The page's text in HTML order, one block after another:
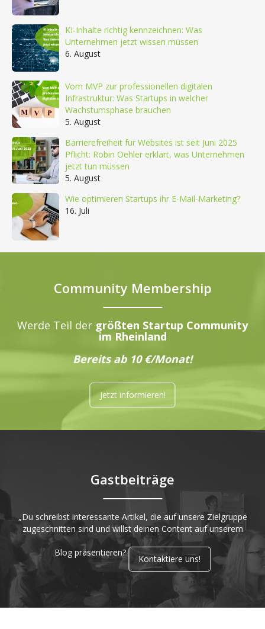
KI-Inhalte richtig kennzeichnen: Was
Unternehmen jetzt wissen müssen
6. August
Vom MVP zur professionellen digitalen
Infrastruktur: Was Startups in welcher
Wachstumsphase brauchen
5. August
Barrierefreiheit für Websites ist seit Juni 2025
Pflicht: Robin Oehler erklärt, was Unternehmen
jetzt tun müssen
5. August
Wie optimieren Startups ihr E-Mail-Marketing?
16. Juli
Community Membership
Werde Teil der größten Startup Community
im Rheinland
Bereits ab 10 €/Monat!
Jetzt informieren!
Gastbeiträge
„Du schreibst interessante Artikel, die auf unsere Zielgruppe
zugeschnitten sind und willst deinen Content auf unserem
Blog präsentieren?
Kontaktiere uns!